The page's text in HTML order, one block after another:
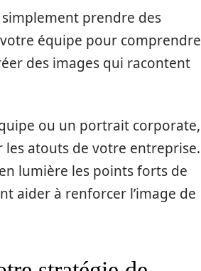
prendre des
équipe pour comprendre
des images qui racontent
ou un portrait corporate,
atouts de votre entreprise.
lumière les points forts de
aider à renforcer l’image de